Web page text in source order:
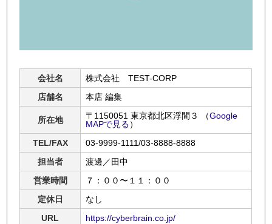
会社名
株式会社 TEST-CORP
店舗名
本店 編集
所在地 〒1150051 東京都北区浮間３ （Google
MAPで見る）
TEL/FAX
03-9999-1111/03-8888-8888
担当者
渡邊／田中
営業時間
７：００〜１１：００
定休日
なし
URL
https://cyberbrain.co.jp/